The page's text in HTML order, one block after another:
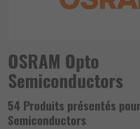
OSRAM Opto
Semiconductors
54 Produits présentés
Semiconductors